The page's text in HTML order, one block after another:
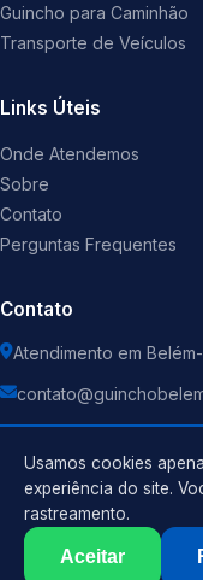
Guincho para Caminhão
Transporte de Veículos
Links Úteis
Onde Atendemos
Sobre
Contato
Perguntas Frequentes
Contato
Atendimento em
Guincho . Todos
Usamos cookies
experiência do site.
rastreamento.
Aceitar